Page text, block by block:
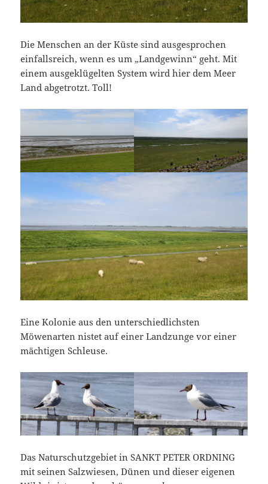
Die Menschen an der Küste sind ausgesprochen
einfallsreich, wenn es um „Landgewinn“ geht. Mit
einem ausgeklügelten System wird hier dem Meer
Land abgetrotzt. Toll!
Eine Kolonie aus den unterschiedlichsten
Möwenarten nistet auf einer Landzunge vor einer
mächtigen Schleuse.
Das Naturschutzgebiet in SANKT PETER ORDNING
mit seinen Salzwiesen, Dünen und dieser eigenen